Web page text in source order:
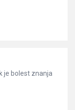
je bolest znanja